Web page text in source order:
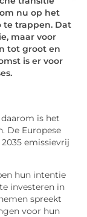
nu op het
te trappen. Dat
maar voor
tot groot en
is er voor
is het
De Europese
emissievrij
hun intentie
investeren in
spreekt
voor hun